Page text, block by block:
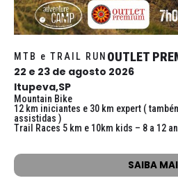
MTB e TRAIL RUN OUTLET
22 e 23 de agosto 2026
Itupeva,SP
Mountain Bike
12 km iniciantes e 30 km expert (
assistidas )
Trail Races 5 km e 10km kids – 8 a 12
SAIBA